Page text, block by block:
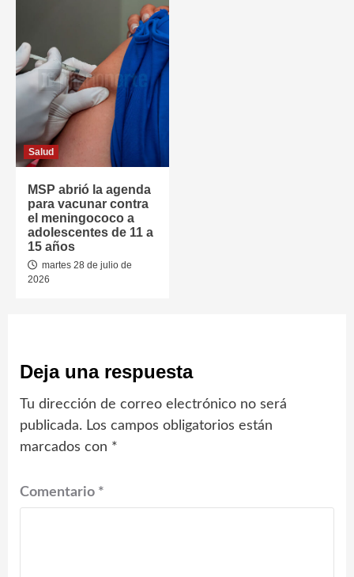
Salud
MSP abrió la agenda
para vacunar contra
el meningococo a
adolescentes de 11 a
15 años
martes 28 de julio de
2026
Deja una respuesta
Tu dirección de correo electrónico no será
publicada. Los campos obligatorios están
marcados con *
Comentario *